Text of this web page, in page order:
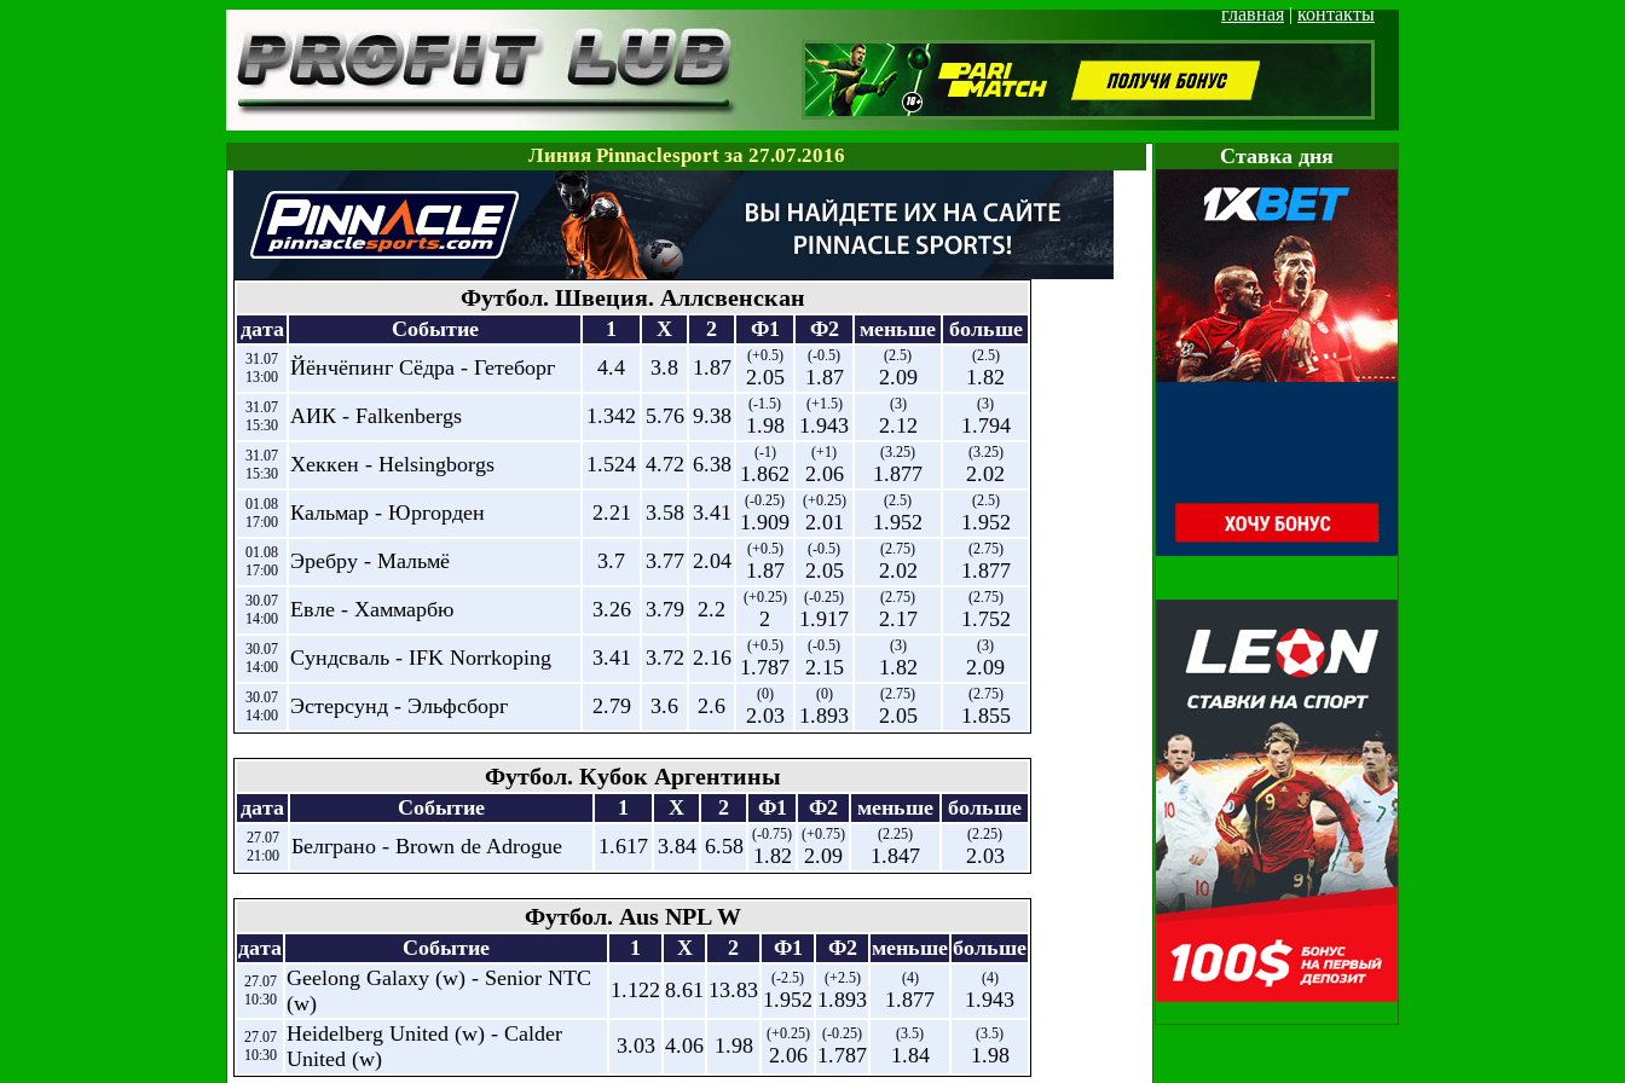
главная|контакты
Cтавка дня
Линия Pinnaclesport за 27.07.2016
Футбол. Швеция. Аллсвенскан
дата Событие 1 X 2 Ф1 Ф2 меньше больше
31.07
13:00
Йёнчёпинг Сёдра - Гетеборг 4.4 3.8 1.87 (+0.5)
2.05
(-0.5)
1.87
(2.5)
2.09
(2.5)
1.82
31.07
15:30
АИК - Falkenbergs 1.342 5.76 9.38 (-1.5)
1.98
(+1.5)
1.943
(3)
2.12
(3)
1.794
31.07
15:30
Хеккен - Helsingborgs 1.524 4.72 6.38 (-1)
1.862
(+1)
2.06
(3.25)
1.877
(3.25)
2.02
01.08
17:00
Кальмар - Юргорден 2.21 3.58 3.41 (-0.25)
1.909
(+0.25)
2.01
(2.5)
1.952
(2.5)
1.952
01.08
17:00
Эребру - Мальмё 3.7 3.77 2.04 (+0.5)
1.87
(-0.5)
2.05
(2.75)
2.02
(2.75)
1.877
30.07
14:00
Евле - Хаммарбю 3.26 3.79 2.2 (+0.25)
2
(-0.25)
1.917
(2.75)
2.17
(2.75)
1.752
30.07
14:00
Сундсваль - IFK Norrkoping 3.41 3.72 2.16 (+0.5)
1.787
(-0.5)
2.15
(3)
1.82
(3)
2.09
30.07
14:00
Эстерсунд - Эльфсборг 2.79 3.6 2.6 (0)
2.03
(0)
1.893
(2.75)
2.05
(2.75)
1.855
Футбол. Кубок Аргентины
дата Событие 1 X 2 Ф1 Ф2 меньше больше
27.07
21:00
Белграно - Brown de Adrogue 1.617 3.84 6.58 (-0.75)
1.82
(+0.75)
2.09
(2.25)
1.847
(2.25)
2.03
Футбол. Aus NPL W
дата Событие 1 X 2 Ф1 Ф2 меньше больше
27.07
10:30
Geelong Galaxy (w) - Senior NTC
(w)
1.122 8.61 13.83 (-2.5)
1.952
(+2.5)
1.893
(4)
1.877
(4)
1.943
27.07
10:30
Heidelberg United (w) - Calder
United (w)
3.03 4.06 1.98 (+0.25)
2.06
(-0.25)
1.787
(3.5)
1.84
(3.5)
1.98